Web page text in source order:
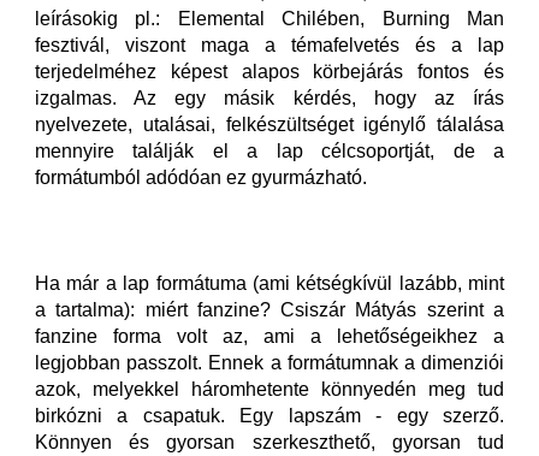
leírásokig pl.: Elemental Chilében, Burning Man
fesztivál, viszont maga a témafelvetés és a lap
terjedelméhez képest alapos körbejárás fontos és
izgalmas. Az egy másik kérdés, hogy az írás
nyelvezete, utalásai, felkészültséget igénylő tálalása
mennyire találják el a lap célcsoportját, de a
formátumból adódóan ez gyurmázható.
Ha már a lap formátuma (ami kétségkívül lazább, mint
a tartalma): miért fanzine? Csiszár Mátyás szerint a
fanzine forma volt az, ami a lehetőségeikhez a
legjobban passzolt. Ennek a formátumnak a dimenziói
azok, melyekkel háromhetente könnyedén meg tud
birkózni a csapatuk. Egy lapszám - egy szerző.
Könnyen és gyorsan szerkeszthető, gyorsan tud